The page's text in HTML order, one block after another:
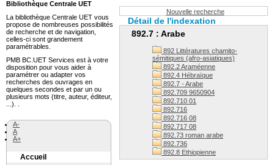
Nouvelle recherche
Détail de l'indexation
892.7 : Arabe
892 Littératures chamito-
sémitiques (afro-asiatiques)
892.2 Araméenne
892.4 Hébraïque
892.7 - Arabe
892.709 9650904
892.710 01
892.716
892.716 08
892.717 08
892.73 roman arabe
892.736
892.8 Ethiopienne
Bibliothèque Centrale UET
La bibliothèque Centrale UET vous
propose de nombreuses possibilités
de recherche et de navigation,
celles-ci sont grandement
paramétrables.
PMB BC.UET Services est à votre
disposition pour vous aider à
paramétrer ou adapter vos
recherches des ouvrages en
quelques secondes et par un ou
plusieurs mots (titre, auteur, éditeur,
...). .
A-
A
A+
Accueil